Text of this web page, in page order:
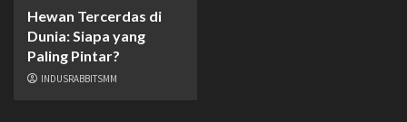
Hewan Tercerdas di
Dunia: Siapa yang
Paling Pintar?
INDUSRABBITSMM